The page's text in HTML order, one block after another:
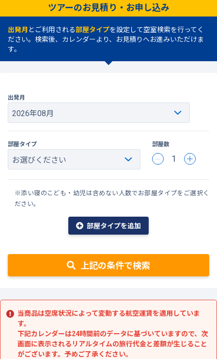
ツアーのお見積り・お申し込み
出発月 とご利用される部屋タイプを設定して空室検索を行ってく
ださい。検索後、カレンダーより、お見積りへお進みいただけま
す。
出発月
部屋タイプ 部屋数
1
※添い寝のこども・幼児は含めない人数でお部屋タイプをご選択く
ださい。
部屋タイプを追加
上記の条件で検索
当商品は空席状況によって変動する航空運賃を適用していま
す。
下記カレンダーは24時間前のデータに基づいていますので、次
画面に表示されるリアルタイムの旅行代金と差額が生じること
がございます。予めご了承ください。